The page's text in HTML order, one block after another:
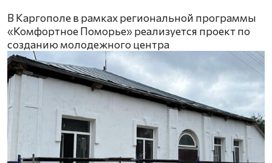
В Каргополе в рамках региональной программы
«Комфортное Поморье» реализуется проект по
созданию молодежного центра